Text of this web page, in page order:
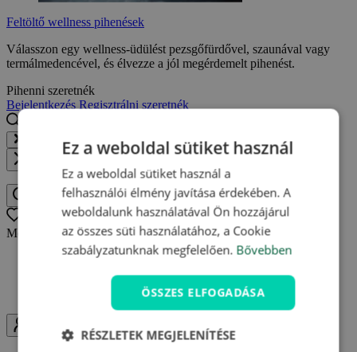
Feltöltő wellness pihenések
Válasszon egy wellness-üdülést pezsgőfürdővel, szaunával vagy
termálmedencével, és élvezze a jól megérdemelt pihenést.
Pihenni szeretnék
Bejelentkezés Regisztrálni szeretnék
Keressen egy helyet, szállodát, élményt...
Keressen egy helyet, szállodát, élményt
Oblíbené 0
Még nincsenek kedvenc ajánlatai.
Bármikor visszatérhet a mentett ajánlatokhoz
Egy helyen megtalálhatja kedvenc ajánlatait
Értesítéseket kaphat az ajánlatok változásairól
Uživatel
Ez a weboldal sütiket használ
Ez a weboldal sütiket használ a
felhasználói élmény javítása érdekében. A
weboldalunk használatával Ön hozzájárul
az összes süti használatához, a Cookie
szabályzatunknak megfelelően. Bővebben
ÖSSZES ELFOGADÁSA
RÉSZLETEK MEGJELENÍTÉSE